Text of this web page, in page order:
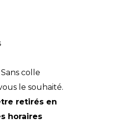
colle
le souhaité.
retirés en
horaires